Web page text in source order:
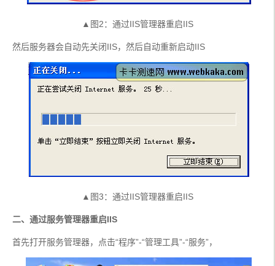
▲图2：通过IIS管理器重启IIS
然后服务器会自动先关闭IIS，然后自动重新启动IIS
▲图3：通过IIS管理器重启IIS
二、通过服务管理器重启IIS
首先打开服务管理器，点击“程序”-“管理工具”-“服务”，